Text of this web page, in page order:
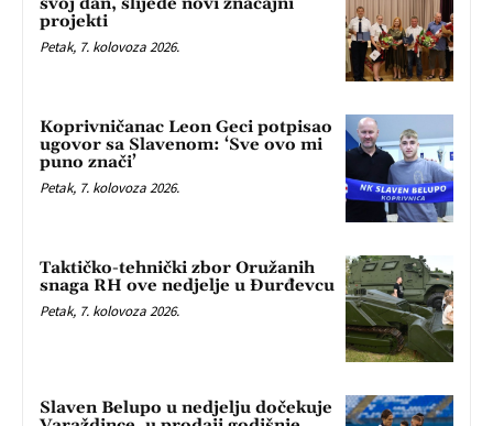
projekti
Petak, 7. kolovoza 2026.
Koprivničanac Leon Geci potpisao
ugovor sa Slavenom: ‘Sve ovo mi
puno znači’
Petak, 7. kolovoza 2026.
Taktičko-tehnički zbor Oružanih
snaga RH ove nedjelje u Đurđevcu
Petak, 7. kolovoza 2026.
Slaven Belupo u nedjelju dočekuje